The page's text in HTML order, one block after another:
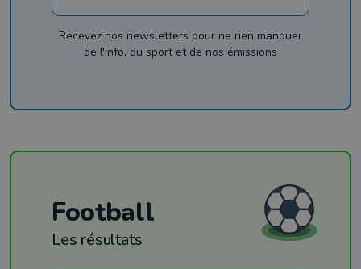
Recevez nos newsletters pour ne rien manquer
de l'info, du sport et de nos émissions
Football
Les résultats